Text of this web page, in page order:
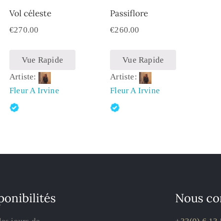
Vol céleste
€270.00
Vue Rapide
Artiste:
Fleur A Irvine
Passiflore
€260.00
Vue Rapide
Artiste:
Fleur A Irvine
Nous